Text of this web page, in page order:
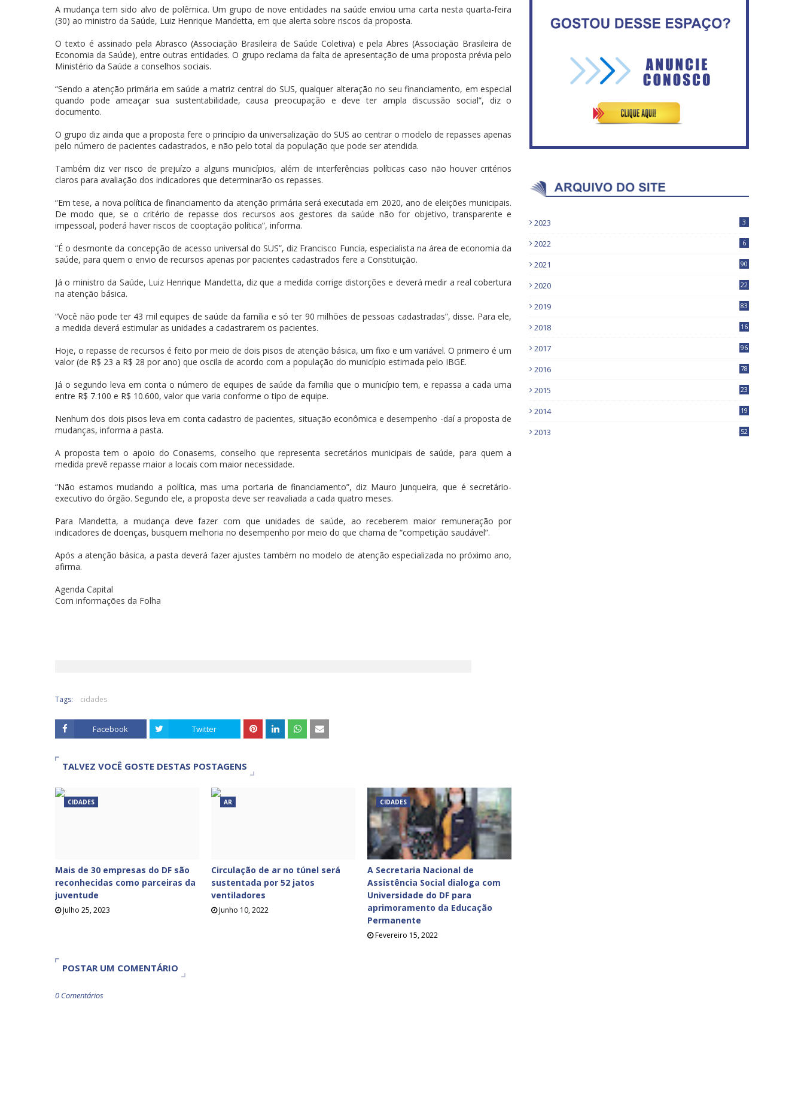
A mudança tem sido alvo de polêmica. Um grupo de nove entidades na saúde enviou uma carta nesta quarta-feira
(30) ao ministro da Saúde, Luiz Henrique Mandetta, em que alerta sobre riscos da proposta.
O texto é assinado pela Abrasco (Associação Brasileira de Saúde Coletiva) e pela Abres (Associação Brasileira de
Economia da Saúde), entre outras entidades. O grupo reclama da falta de apresentação de uma proposta prévia pelo
Ministério da Saúde a conselhos sociais.
“Sendo a atenção primária em saúde a matriz central do SUS, qualquer alteração no seu financiamento, em especial
quando pode ameaçar sua sustentabilidade, causa preocupação e deve ter ampla discussão social”, diz o
documento.
O grupo diz ainda que a proposta fere o princípio da universalização do SUS ao centrar o modelo de repasses apenas
pelo número de pacientes cadastrados, e não pelo total da população que pode ser atendida.
Também diz ver risco de prejuízo a alguns municípios, além de interferências políticas caso não houver critérios
claros para avaliação dos indicadores que determinarão os repasses.
“Em tese, a nova política de financiamento da atenção primária será executada em 2020, ano de eleições municipais.
De modo que, se o critério de repasse dos recursos aos gestores da saúde não for objetivo, transparente e
impessoal, poderá haver riscos de cooptação política”, informa.
“É o desmonte da concepção de acesso universal do SUS”, diz Francisco Funcia, especialista na área de economia da
saúde, para quem o envio de recursos apenas por pacientes cadastrados fere a Constituição.
Já o ministro da Saúde, Luiz Henrique Mandetta, diz que a medida corrige distorções e deverá medir a real cobertura
na atenção básica.
“Você não pode ter 43 mil equipes de saúde da família e só ter 90 milhões de pessoas cadastradas”, disse. Para ele,
a medida deverá estimular as unidades a cadastrarem os pacientes.
Hoje, o repasse de recursos é feito por meio de dois pisos de atenção básica, um fixo e um variável. O primeiro é um
valor (de R$ 23 a R$ 28 por ano) que oscila de acordo com a população do município estimada pelo IBGE.
Já o segundo leva em conta o número de equipes de saúde da família que o município tem, e repassa a cada uma
entre R$ 7.100 e R$ 10.600, valor que varia conforme o tipo de equipe.
Nenhum dos dois pisos leva em conta cadastro de pacientes, situação econômica e desempenho -daí a proposta de
mudanças, informa a pasta.
A proposta tem o apoio do Conasems, conselho que representa secretários municipais de saúde, para quem a
medida prevê repasse maior a locais com maior necessidade.
“Não estamos mudando a política, mas uma portaria de financiamento”, diz Mauro Junqueira, que é secretário-
executivo do órgão. Segundo ele, a proposta deve ser reavaliada a cada quatro meses.
Para Mandetta, a mudança deve fazer com que unidades de saúde, ao receberem maior remuneração por
indicadores de doenças, busquem melhoria no desempenho por meio do que chama de “competição saudável”.
Após a atenção básica, a pasta deverá fazer ajustes também no modelo de atenção especializada no próximo ano,
afirma.
Agenda Capital
Com informações da Folha
Tags: cidades
Facebook Twitter
TALVEZ VOCÊ GOSTE DESTAS POSTAGENS
CIDADES
Mais de 30 empresas do DF são
reconhecidas como parceiras da
juventude
Julho 25, 2023
AR
Circulação de ar no túnel será
sustentada por 52 jatos
ventiladores
Junho 10, 2022
CIDADES
A Secretaria Nacional de
Assistência Social dialoga com
Universidade do DF para
aprimoramento da Educação
Permanente
Fevereiro 15, 2022
POSTAR UM COMENTÁRIO
0 Comentários
ASVECOM: Renúncia Ana
de consumidores estão
inadimplentes
2023 3
2022 6
2021 90
2020
22
2019
83
2018
16
2017
96
2016
78
2015 23
2014 19
2013 52